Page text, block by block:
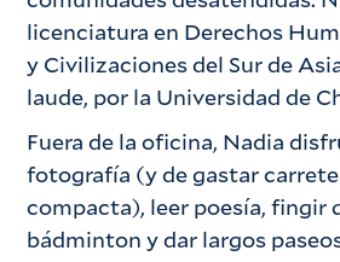
licenciatura en Derechos
y Civilizaciones del Sur de
laude, por la Universidad de
Fuera de la oficina, Nadia
fotografía (y de gastar
compacta), leer poesía, fingir
bádminton y dar largos